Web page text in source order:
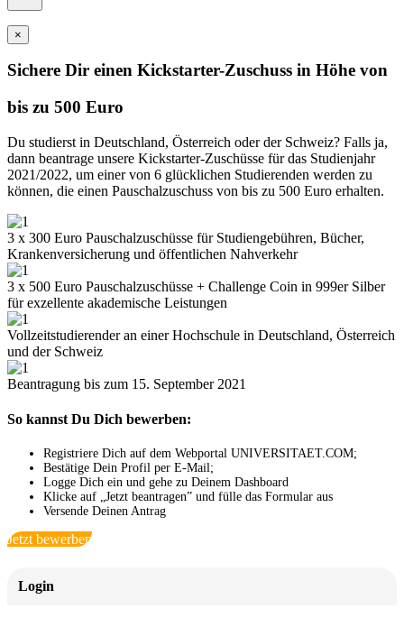
×
Sichere Dir einen Kickstarter-Zuschuss in Höhe von
bis zu 500 Euro
Du studierst in Deutschland, Österreich oder der Schweiz? Falls ja,
dann beantrage unsere Kickstarter-Zuschüsse für das Studienjahr
2021/2022, um einer von 6 glücklichen Studierenden werden zu
können, die einen Pauschalzuschuss von bis zu 500 Euro erhalten.
3 x 300 Euro Pauschalzuschüsse für Studiengebühren, Bücher,
Krankenversicherung und öffentlichen Nahverkehr
3 x 500 Euro Pauschalzuschüsse + Challenge Coin in 999er Silber
für exzellente akademische Leistungen
Vollzeitstudierender an einer Hochschule in Deutschland, Österreich
und der Schweiz
Beantragung bis zum 15. September 2021
So kannst Du Dich bewerben:
Registriere Dich auf dem Webportal UNIVERSITAET.COM;
Bestätige Dein Profil per E-Mail;
Logge Dich ein und gehe zu Deinem Dashboard
Klicke auf „Jetzt beantragen” und fülle das Formular aus
Versende Deinen Antrag
Jetzt bewerben
Login